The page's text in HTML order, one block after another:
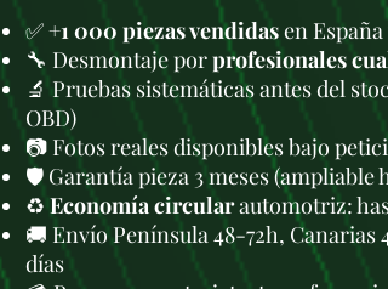
✅+1 000 piezas vendidasen
🔧 Desmontaje porprofesionales
🔬 Pruebas sistemáticas antes del
OBD)
📷 Fotos reales disponibles bajo
🛡️ Garantía pieza 3 meses (ampliable
♻️Economía circularautomotriz:
🚚 Envío Península 48-72h,
días